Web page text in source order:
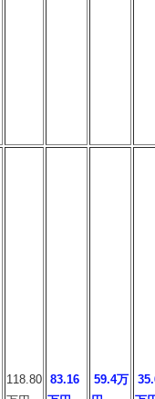
118.80 83.16
59.4万